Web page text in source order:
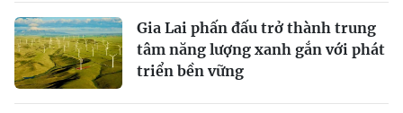
Gia Lai phấn đấu trở thành trung
tâm năng lượng xanh gắn với phát
triển bền vững